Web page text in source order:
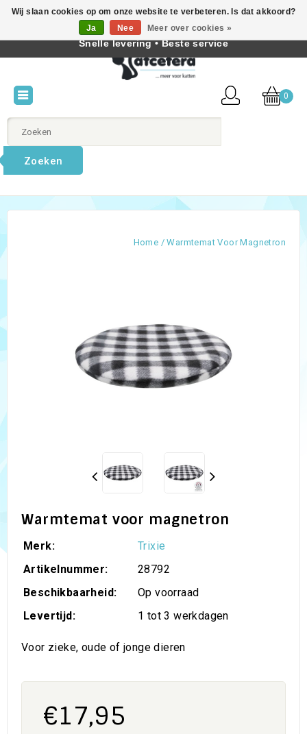
Nederlands
0
Zoeken
Home /Warmtemat Voor Magnetron
Warmtemat voor magnetron
Merk:
Trixie
Artikelnummer:
28792
Beschikbaarheid:
Op voorraad
Levertijd:
1 tot 3 werkdagen
Voor zieke, oude of jonge dieren
€17,95
Wij slaan cookies op om onze website te verbeteren. Is dat akkoord?
Ja
Nee Meer over cookies »
Beste producten voor katten • Kennis van kattengedrag •
Snelle levering • Beste service